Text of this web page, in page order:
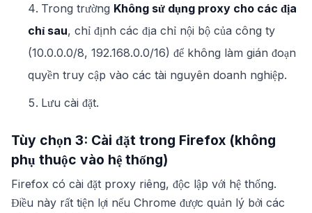
Trong trường Không sử dụng proxy cho các địa
chỉ sau, chỉ định các địa chỉ nội bộ của công ty
(10.0.0.0/8, 192.168.0.0/16) để không làm gián đoạn
quyền truy cập vào các tài nguyên doanh nghiệp.
Lưu cài đặt.
Tùy chọn 3: Cài đặt trong Firefox (không
phụ thuộc vào hệ thống)
Firefox có cài đặt proxy riêng, độc lập với hệ thống.
Điều này rất tiện lợi nếu Chrome được quản lý bởi các